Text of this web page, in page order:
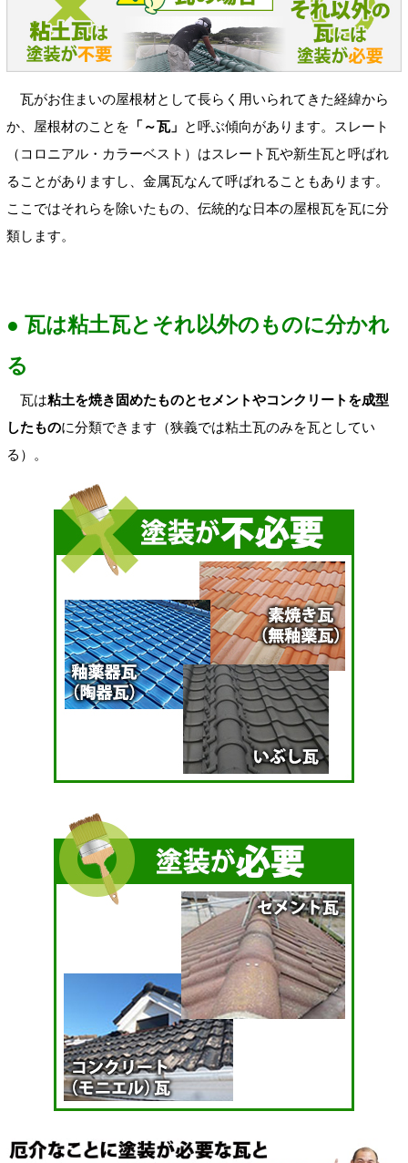
瓦がお住まいの屋根材として長らく用いられてきた経緯から
か、屋根材のことを 「～瓦」 と呼ぶ傾向があります。スレート
（コロニアル・カラーベスト）はスレート瓦や新生瓦と呼ばれ
ることがありますし、金属瓦なんて呼ばれることもあります。
ここではそれらを除いたもの、伝統的な日本の屋根瓦を瓦に分
類します。
● 瓦は粘土瓦とそれ以外のものに分かれ
る
瓦は粘土を焼き固めたものとセメントやコンクリートを成型
したものに分類できます（狭義では粘土瓦のみを瓦としてい
る）。